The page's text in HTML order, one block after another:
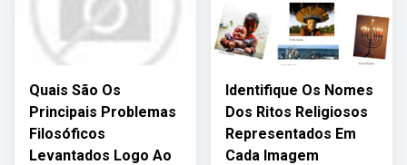
Quais São Os
Principais Problemas
Filosóficos
Levantados Logo Ao
Identifique Os Nomes
Dos Ritos Religiosos
Representados Em
Cada Imagem